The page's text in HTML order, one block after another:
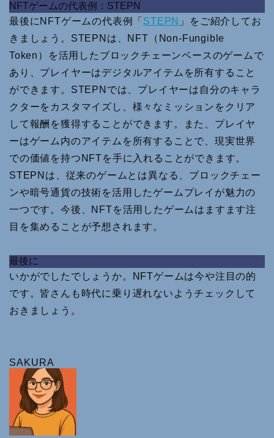
NFTゲームの代表例：STEPN
最後にNFTゲームの代表例「 STEPN 」をご紹介してお
きましょう。STEPNは、NFT（Non-Fungible
Token）を活用したブロックチェーンベースのゲームで
あり、プレイヤーはデジタルアイテムを所有すること
ができます。STEPNでは、プレイヤーは自分のキャラ
クターをカスタマイズし、様々なミッションをクリア
して報酬を獲得することができます。また、プレイヤ
ーはゲーム内のアイテムを所有することで、現実世界
での価値を持つNFTを手に入れることができます。
STEPNは、従来のゲームとは異なる、ブロックチェー
ンや暗号通貨の技術を活用したゲームプレイが魅力の
一つです。今後、NFTを活用したゲームはますます注
目を集めることが予想されます。
最後に
いかがでしたでしょうか。NFTゲームは今や注目の的
です。皆さんも時代に乗り遅れないようチェックして
おきましょう。
SAKURA